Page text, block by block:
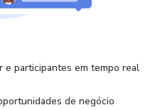
e participantes em tempo real
de negócio